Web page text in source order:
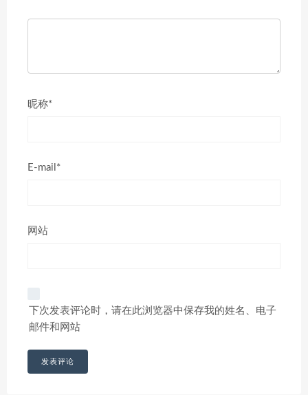
昵称*
E-mail*
网站
下次发表评论时，请在此浏览器中保存我的姓名、电子
邮件和网站